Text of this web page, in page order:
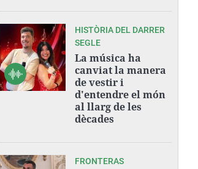
HISTÒRIA DEL DARRER
SEGLE
La música ha
canviat la manera
de vestir i
d'entendre el món
al llarg de les
dècades
FRONTERAS